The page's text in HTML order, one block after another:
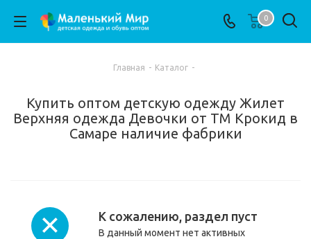
0
Главная - Каталог -
Купить оптом детскую одежду Жилет
Верхняя одежда Девочки от ТМ Крокид в
Самаре наличие фабрики
К сожалению, раздел пуст
В данный момент нет активных